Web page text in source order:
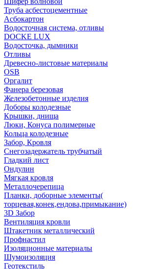
Труба асбестоцементные
Асбокартон
Водосточная система, отливы
DOCKE LUX
Водосточка, дымники
Отливы
Древесно-листовые материалы
OSB
Оргалит
Фанера березовая
Железобетонные изделия
Доборы колодезные
Крышки, днища
Люки, Конуса полимерные
Кольца колодезные
Забор, Кровля
Снегозадержатель трубчатый
Гладкий лист
Ондулин
Мягкая кровля
Металлочерепица
Планки, доборные элементы(
торцевая,конек,ендова,примыкание)
3D Забор
Вентиляция кровли
Штакетник металлический
Профнастил
Изоляционные материалы
Шумоизоляция
Геотекстиль